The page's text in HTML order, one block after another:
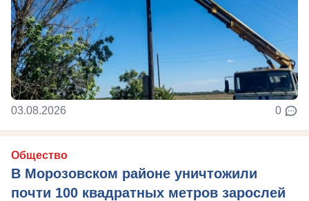
03.08.2026 0
Общество
В Морозовском районе уничтожили
почти 100 квадратных метров зарослей